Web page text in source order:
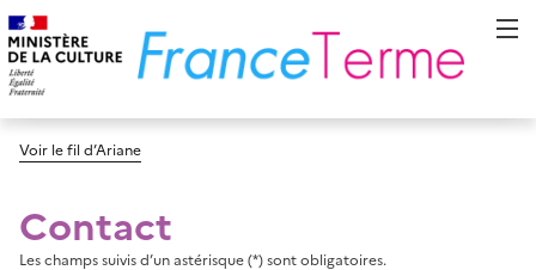
Voir le fil d’Ariane
Contact
Les champs suivis d’un astérisque (*) sont obligatoires.